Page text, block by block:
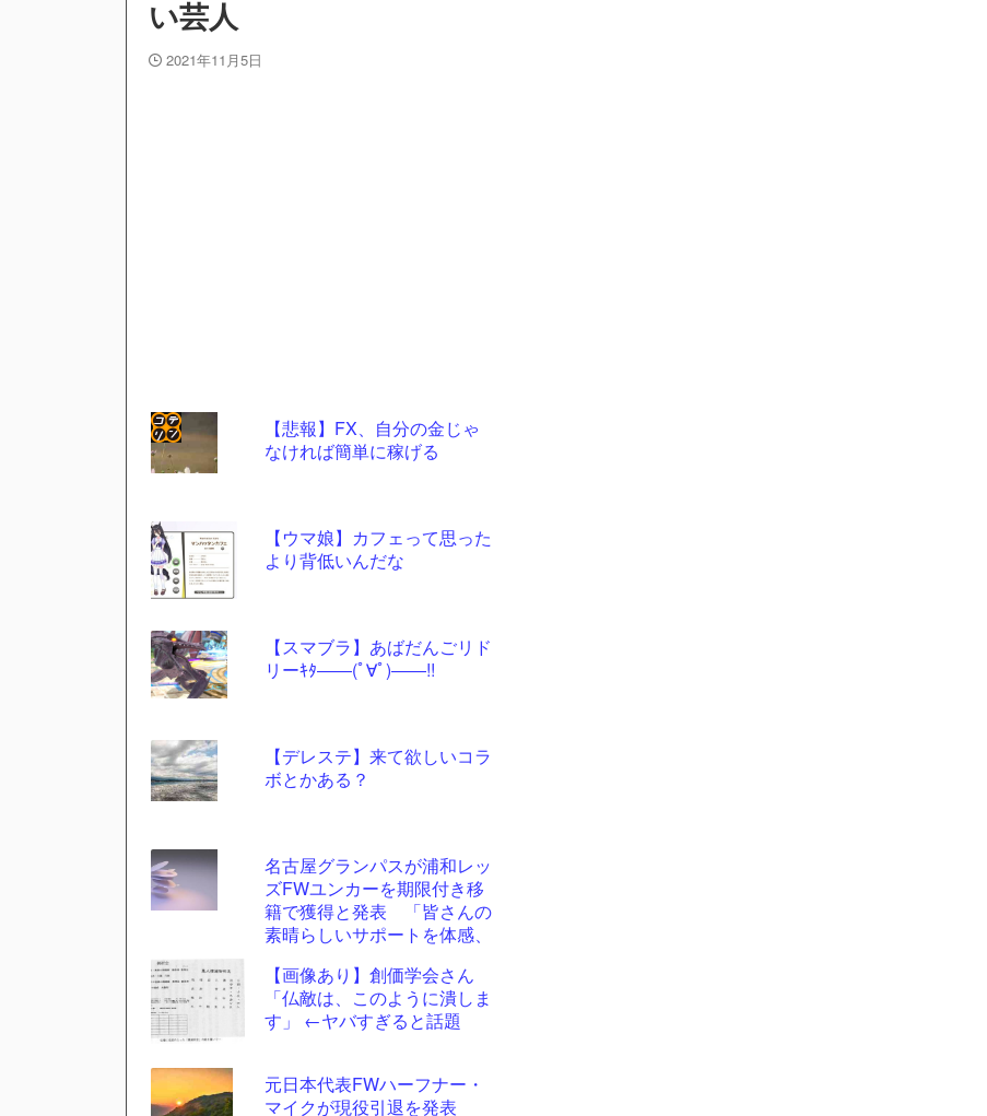
い芸人
2021年11月5日
【悲報】FX、自分の金じゃ
なければ簡単に稼げる
【ウマ娘】カフェって思った
より背低いんだな
【スマブラ】あばだんごリド
リーｷﾀ――(ﾟ∀ﾟ)――!!
【デレステ】来て欲しいコラ
ボとかある？
名古屋グランパスが浦和レッ
ズFWユンカーを期限付き移
籍で獲得と発表 「皆さんの
素晴らしいサポートを体感、
ん」
【画像あり】創価学会さん
「仏敵は、このように潰しま
す」 ←ヤバすぎると話題
元日本代表FWハーフナー・
マイクが現役引退を発表
コテ
- 固
定リ
ンク
更新
ツー
ル